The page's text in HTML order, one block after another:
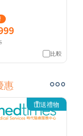
比較
惠
送禮物